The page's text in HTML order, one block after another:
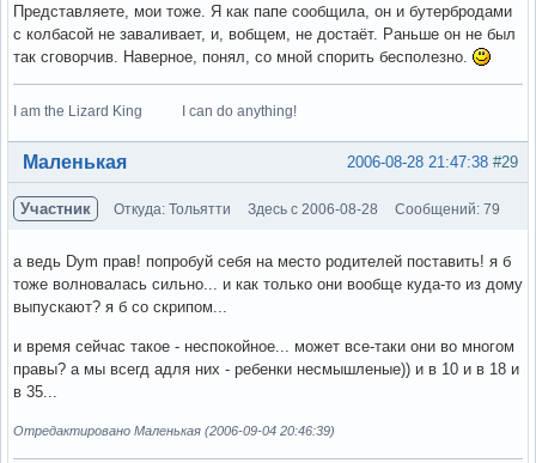
Представляете, мои тоже. Я как папе сообщила, он и бутербродами
с колбасой не заваливает, и, вобщем, не достаёт. Раньше он не был
так сговорчив. Наверное, понял, со мной спорить бесполезно.
I am the Lizard King I can do anything!
Вне форума #29
2006-08-28 21:47:38
Маленькая
Участник Откуда: Тольятти Здесь с 2006-08-28 Сообщений: 79
а ведь Dym прав! попробуй себя на место родителей поставить! я б
тоже волновалась сильно... и как только они вообще куда-то из дому
выпускают? я б со скрипом...
и время сейчас такое - неспокойное... может все-таки они во многом
правы? а мы всегд адля них - ребенки несмышленые)) и в 10 и в 18 и
в 35...
Отредактировано Маленькая (2006-09-04 20:46:39)